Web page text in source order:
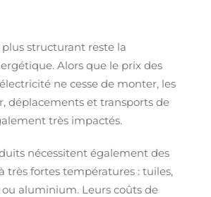
plus structurant reste la
Alors que le prix des
ne cesse de monter, les
déplacements et transports de
très impactés.
nécessitent également des
très fortes températures : tuiles,
aluminium. Leurs coûts de